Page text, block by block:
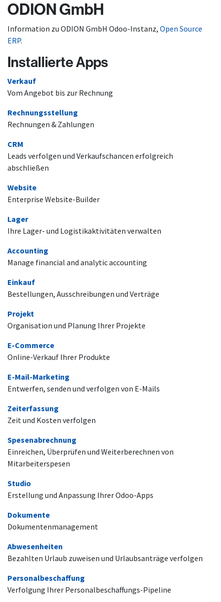
Zum Inhalt springen
ODION GmbH
Information zu ODION GmbH Odoo-Instanz, Open Source
ERP.
Installierte Apps
Verkauf
Vom Angebot bis zur Rechnung
Rechnungsstellung
Rechnungen & Zahlungen
CRM
Leads verfolgen und Verkaufschancen erfolgreich
abschließen
Website
Enterprise Website-Builder
Lager
Ihre Lager- und Logistikaktivitäten verwalten
Accounting
Manage financial and analytic accounting
Einkauf
Bestellungen, Ausschreibungen und Verträge
Projekt
Organisation und Planung Ihrer Projekte
E-Commerce
Online-Verkauf Ihrer Produkte
E-Mail-Marketing
Entwerfen, senden und verfolgen von E-Mails
Zeiterfassung
Zeit und Kosten verfolgen
Spesenabrechnung
Einreichen, Überprüfen und Weiterberechnen von
Mitarbeiterspesen
Studio
Erstellung und Anpassung Ihrer Odoo-Apps
Dokumente
Dokumentenmanagement
Abwesenheiten
Bezahlten Urlaub zuweisen und Urlaubsanträge verfolgen
Personalbeschaffung
Verfolgung Ihrer Personalbeschaffungs-Pipeline